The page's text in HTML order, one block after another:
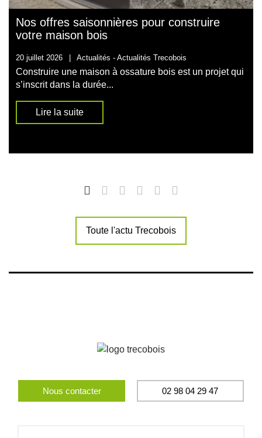
Nos offres saisonnières pour construire
votre maison bois
20 juillet 2026 Actualités - Actualités Trecobois
Construire une maison à ossature bois est un projet qui
s’inscrit dans la durée...
Lire la suite
Toute l'actu Trecobois
Nous contacter 02 98 04 29 47